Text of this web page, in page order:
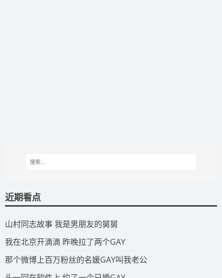
近期看点
​山村同志故事 我是男朋友的舅舅
​我在北京开滴滴 昨晚拉了两个GAY
​那个微博上百万粉丝的名媛GAY叫我老公